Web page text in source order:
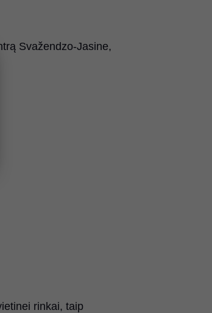
Svažendzo-Jasine,
rinkai, taip